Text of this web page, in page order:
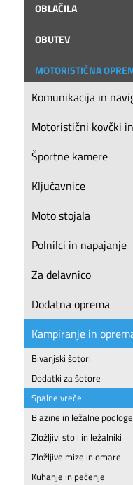
OBLAČILA
OBUTEV
MOTORISTIČNA
Komunikacija in
Motoristični kovčki
Športne kamere
Ključavnice
Moto stojala
Polnilci in napajanje
Za delavnico
Dodatna oprema
Kampiranje in
Bivanjski šotori
Dodatki za šotore
Spalne vreče
Blazine in ležalne podloge
Zložljivi stoli in ležalniki
Zložljive mize in omare
Kuhanje in pečenje